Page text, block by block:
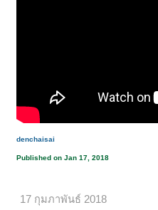
denchaisai
Published on Jan 17, 2018
17 กุมภาพันธ์ 2018